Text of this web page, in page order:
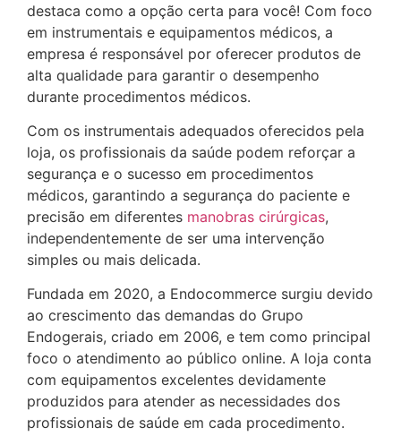
destaca como a opção certa para você! Com foco
em instrumentais e equipamentos médicos, a
empresa é responsável por oferecer produtos de
alta qualidade para garantir o desempenho
durante procedimentos médicos.
Com os instrumentais adequados oferecidos pela
loja, os profissionais da saúde podem reforçar a
segurança e o sucesso em procedimentos
médicos, garantindo a segurança do paciente e
precisão em diferentes manobras cirúrgicas,
independentemente de ser uma intervenção
simples ou mais delicada.
Fundada em 2020, a Endocommerce surgiu devido
ao crescimento das demandas do Grupo
Endogerais, criado em 2006, e tem como principal
foco o atendimento ao público online. A loja conta
com equipamentos excelentes devidamente
produzidos para atender as necessidades dos
profissionais de saúde em cada procedimento.